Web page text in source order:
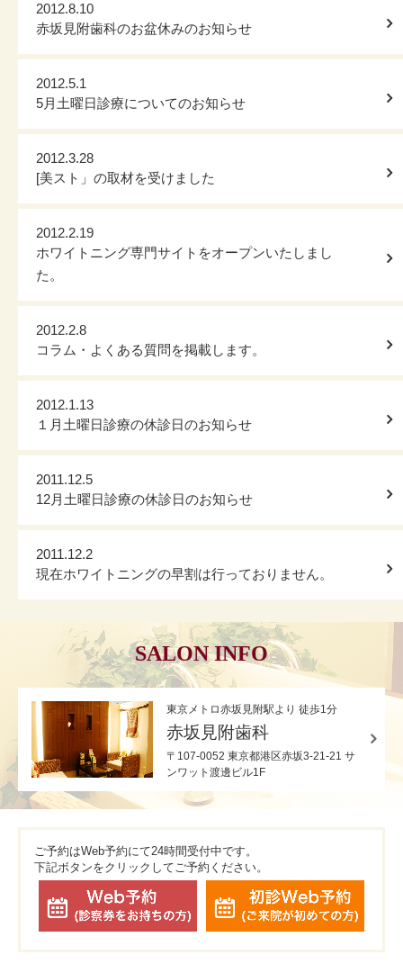
2012.8.10
赤坂見附歯科のお盆休みのお知らせ
2012.5.1
5月土曜日診療についてのお知らせ
2012.3.28
[美スト」の取材を受けました
2012.2.19
ホワイトニング専門サイトをオープンいたしまし
た。
2012.2.8
コラム・よくある質問を掲載します。
2012.1.13
１月土曜日診療の休診日のお知らせ
2011.12.5
12月土曜日診療の休診日のお知らせ
2011.12.2
現在ホワイトニングの早割は行っておりません。
SALON INFO
東京メトロ赤坂見附駅より 徒歩1分
赤坂見附歯科
〒107-0052 東京都港区赤坂3-21-21 サ
ンワット渡邊ビル1F
ご予約はWeb予約にて24時間受付中です。
下記ボタンをクリックしてご予約ください。